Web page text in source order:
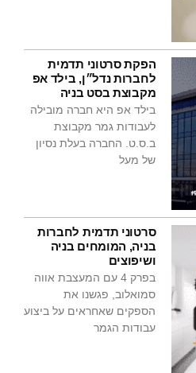
הפקת סרטוני תדמית
לחברות נדל״ן, בילד אפ
מקבוצת בסט בניה
בילד אפ היא חברה מובילה
לעבודות גמר מקבוצת
ב.ס.ט. החברה בעלת נסיון
של מעל
סרטוני תדמית לחברות
בניה, המומחים בניה
ושיפוצים
בפרק 4 עם המעצבת אווה
סמואלוב, פגשנו את
הספקים שאחראים על ביצוע
עבודות הגמר